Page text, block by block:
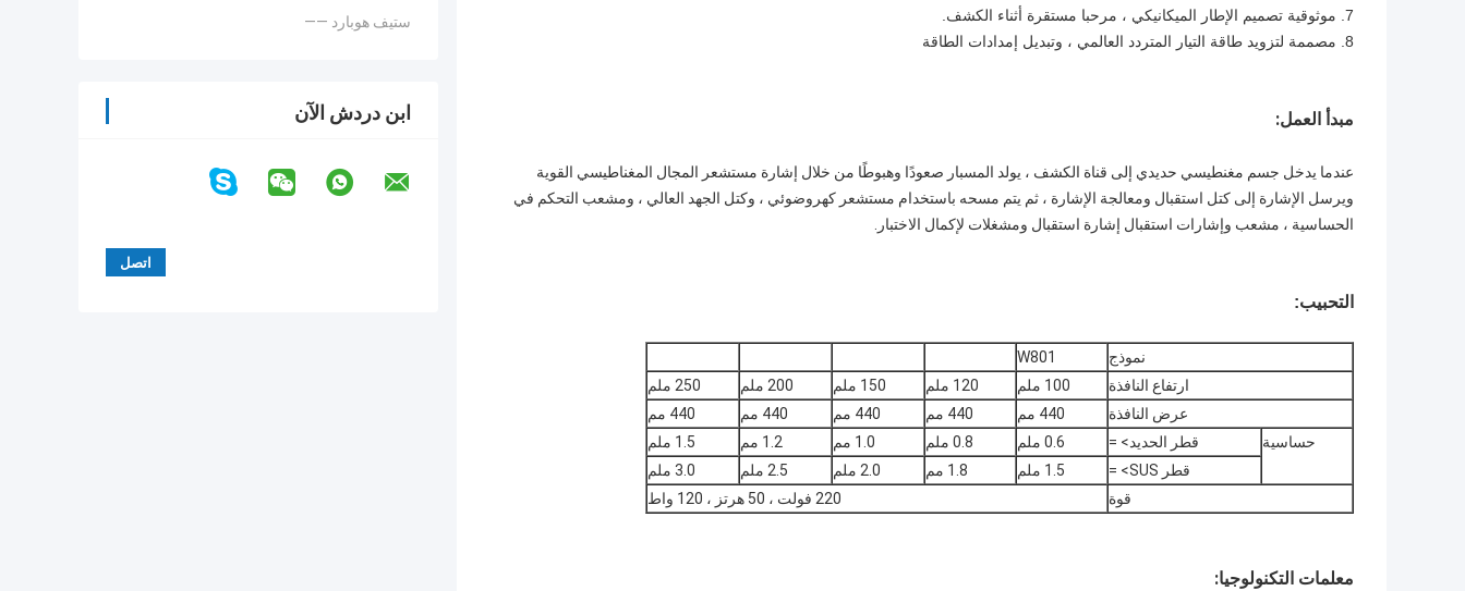
—— ستيف هوبارد
ابن دردش الآن
7. موثوقية تصميم الإطار الميكانيكي ، مرحبا مستقرة أثناء الكشف.
8. مصممة لتزويد طاقة التيار المتردد العالمي ، وتبديل إمدادات الطاقة
مبدأ العمل:
عندما يدخل جسم مغنطيسي حديدي إلى قناة الكشف ، يولد المسبار صعودًا وهبوطًا من خلال إشارة مستشعر المجال المغناطيسي القوية
ويرسل الإشارة إلى كتل استقبال ومعالجة الإشارة ، ثم يتم مسحه باستخدام مستشعر كهروضوئي ، وكتل الجهد العالي ، ومشعب التحكم في
الحساسية ، مشعب وإشارات استقبال إشارة استقبال ومشغلات لإكمال الاختبار.
التحبيب:
نموذج
W801
ارتفاع النافذة
100 ملم 120 ملم 150 ملم 200 ملم
250 ملم
عرض النافذة
440 مم 440 مم 440 مم 440 مم
440 مم
حساسية
قطر الحديد> = 0.6 ملم 0.8 ملم 1.0 مم 1.2 مم
1.5 ملم
قطر SUS> =
1.5 ملم 1.8 مم 2.0 ملم 2.5 ملم
3.0 ملم
قوة
220 فولت ، 50 هرتز ، 120 واط
معلمات التكنولوجيا: